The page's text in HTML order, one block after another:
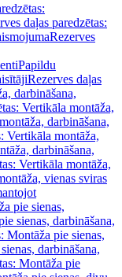
daļas paredzētas:
Rezerves
Papildu
Rezerves daļas
darbināšana,
Vertikāla montāža,
darbināšana,
Vertikāla montāža,
darbināšana,
Vertikāla montāža,
vienas sviras
pie sienas,
sienas, darbināšana,
Montāža pie sienas,
darbināšana,
Montāža pie